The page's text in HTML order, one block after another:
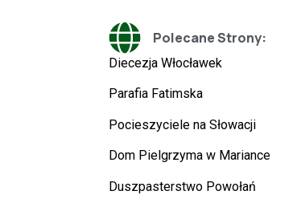
Polecane Strony:
Diecezja Włocławek
Parafia Fatimska
Pocieszyciele na Słowacji
Dom Pielgrzyma w Mariance
Duszpasterstwo Powołań